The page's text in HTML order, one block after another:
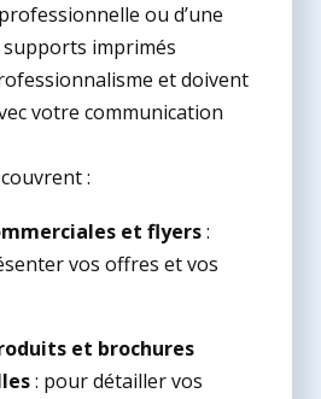
ou d’une
imprimés
et doivent
votre communication
:
et flyers:
vos offres et vos
et brochures
: pour détailler vos